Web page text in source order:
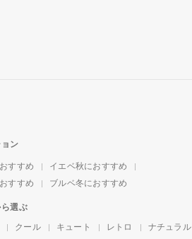
ン
すすめ
イエベ秋におすすめ
すすめ
ブルベ冬におすすめ
選ぶ
クール キュート レトロ ナチュラル